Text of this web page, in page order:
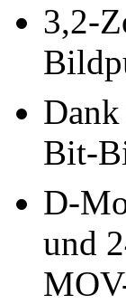
3,2-
Bit-
D-
und